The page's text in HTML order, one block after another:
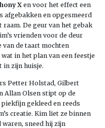
X en voor het effect een
afgebakken en opgesmeerd
De geur van het gebak
vrienden voor de deur
van de taart mochten
in het plan van een feestje
in zijn huisje.
Petter Holstad, Gilbert
Allan Olsen stipt op de
gekleed en reeds
creatie. Kim liet ze binnen
sneed hij zijn